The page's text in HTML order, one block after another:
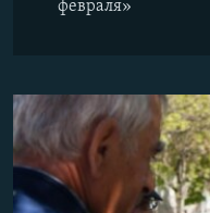
февраля»